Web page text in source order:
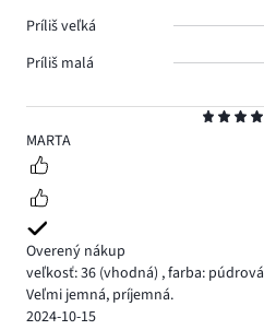
5
MARTA
Overený nákup
veľkosť: 36 (vhodná) ,farba: púdrová
Veľmi jemná, príjemná.
2024-10-15
Príliš veľká
Príliš malá